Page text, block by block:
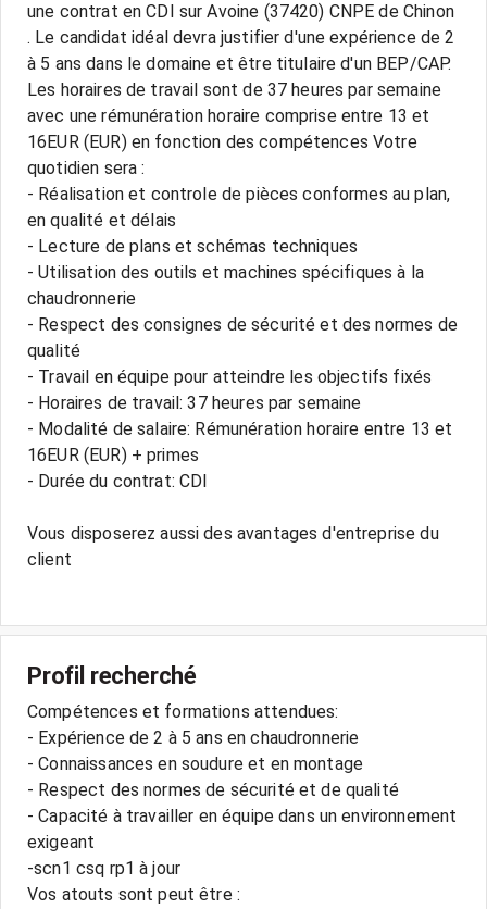
une contrat en CDI sur Avoine (37420) CNPE de Chinon
. Le candidat idéal devra justifier d'une expérience de 2
à 5 ans dans le domaine et être titulaire d'un BEP/CAP.
Les horaires de travail sont de 37 heures par semaine
avec une rémunération horaire comprise entre 13 et
16EUR (EUR) en fonction des compétences Votre
quotidien sera :
- Réalisation et controle de pièces conformes au plan,
en qualité et délais
- Lecture de plans et schémas techniques
- Utilisation des outils et machines spécifiques à la
chaudronnerie
- Respect des consignes de sécurité et des normes de
qualité
- Travail en équipe pour atteindre les objectifs fixés
- Horaires de travail: 37 heures par semaine
- Modalité de salaire: Rémunération horaire entre 13 et
16EUR (EUR) + primes
- Durée du contrat: CDI
Vous disposerez aussi des avantages d'entreprise du
client
Profil recherché
Compétences et formations attendues:
- Expérience de 2 à 5 ans en chaudronnerie
- Connaissances en soudure et en montage
- Respect des normes de sécurité et de qualité
- Capacité à travailler en équipe dans un environnement
exigeant
-scn1 csq rp1 à jour
Vos atouts sont peut être :